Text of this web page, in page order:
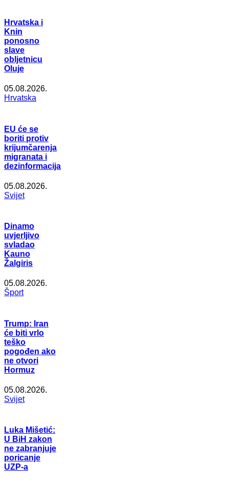
Hrvatska i
Knin
ponosno
slave
obljetnicu
Oluje
05.08.2026.
Hrvatska
EU će se
boriti protiv
krijumčarenja
migranata i
dezinformacija
05.08.2026.
Svijet
Dinamo
uvjerljivo
svladao
Kauno
Žalgiris
05.08.2026.
Šport
Trump: Iran
će biti vrlo
teško
pogođen ako
ne otvori
Hormuz
05.08.2026.
Svijet
Luka Mišetić:
U BiH zakon
ne zabranjuje
poricanje
UZP-a